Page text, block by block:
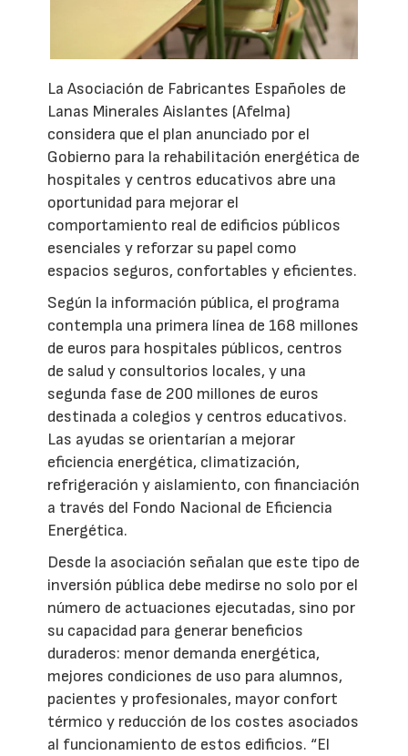
La Asociación de Fabricantes Españoles de
Lanas Minerales Aislantes (Afelma)
considera que el plan anunciado por el
Gobierno para la rehabilitación energética de
hospitales y centros educativos abre una
oportunidad para mejorar el
comportamiento real de edificios públicos
esenciales y reforzar su papel como
espacios seguros, confortables y eficientes.
Según la información pública, el programa
contempla una primera línea de 168 millones
de euros para hospitales públicos, centros
de salud y consultorios locales, y una
segunda fase de 200 millones de euros
destinada a colegios y centros educativos.
Las ayudas se orientarían a mejorar
eficiencia energética, climatización,
refrigeración y aislamiento, con financiación
a través del Fondo Nacional de Eficiencia
Energética.
Desde la asociación señalan que este tipo de
inversión pública debe medirse no solo por el
número de actuaciones ejecutadas, sino por
su capacidad para generar beneficios
duraderos: menor demanda energética,
mejores condiciones de uso para alumnos,
pacientes y profesionales, mayor confort
térmico y reducción de los costes asociados
al funcionamiento de estos edificios. “El